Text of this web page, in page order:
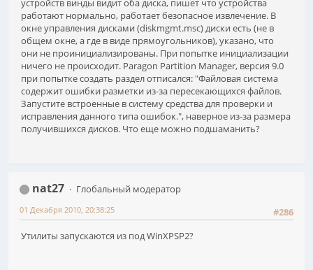
работают нормально, работает безопасное извлечение. В
окне управления дисками (diskmgmt.msc) диски есть (не в
общем окне, а где в виде прямоугольников), указано, что
они не проинициализированы. При попытке инициализации
ничего не происходит. Paragon Partition Manager, версия 9.0
при попытке создать раздел отписался: "Файловая система
содержит ошибки разметки из-за пересекающихся файлов.
Запустите встроенные в систему средства для проверки и
исправления данного типа ошибок.", наверное из-за размера
получившихся дисков. Что еще можно подшаманить?
nat27
Глобальный модератор
#286
01 Декабря 2010, 20:38:25
Утилиты запускаются из под WinXPSP2?